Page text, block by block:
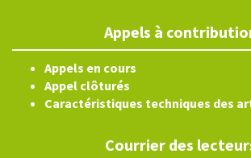
Appels à
Appels en cours
Appel clôturés
Caractéristiques techniques des
Courrier des